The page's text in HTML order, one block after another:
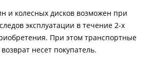
и колесных дисков возможен при
эксплуатации в течение 2-х
При этом транспортные
несет покупатель.